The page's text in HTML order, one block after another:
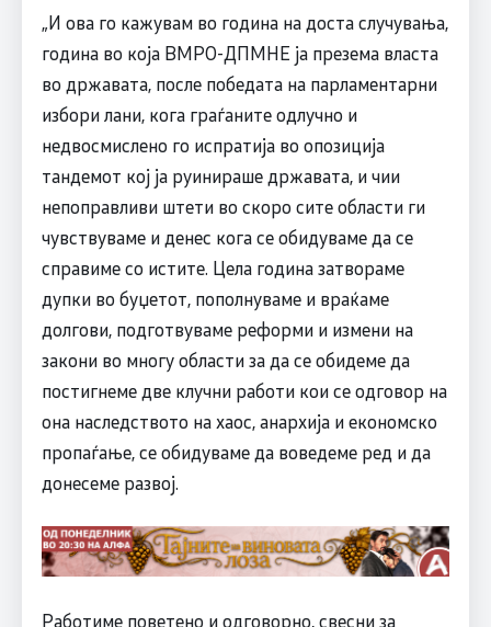
„И ова го кажувам во година на доста случувања,
година во која ВМРО-ДПМНЕ ја презема власта
во државата, после победата на парламентарни
избори лани, кога граѓаните одлучно и
недвосмислено го испратија во опозиција
тандемот кој ја руинираше државата, и чии
непоправливи штети во скоро сите области ги
чувствуваме и денес кога се обидуваме да се
справиме со истите. Цела година затвораме
дупки во буџетот, пополнуваме и враќаме
долгови, подготвуваме реформи и измени на
закони во многу области за да се обидеме да
постигнеме две клучни работи кои се одговор на
она наследството на хаос, анархија и економско
пропаѓање, се обидуваме да воведеме ред и да
донесеме развој.
Работиме поветено и одговорно, свесни за